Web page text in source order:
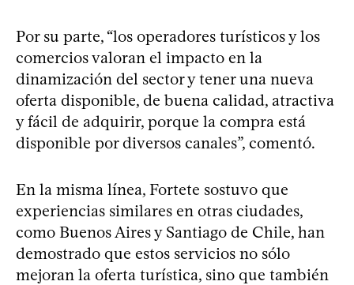
Por su parte, “los operadores turísticos y los
comercios valoran el impacto en la
dinamización del sector y tener una nueva
oferta disponible, de buena calidad, atractiva
y fácil de adquirir, porque la compra está
disponible por diversos canales”, comentó.
En la misma línea, Fortete sostuvo que
experiencias similares en otras ciudades,
como Buenos Aires y Santiago de Chile, han
demostrado que estos servicios no sólo
mejoran la oferta turística, sino que también